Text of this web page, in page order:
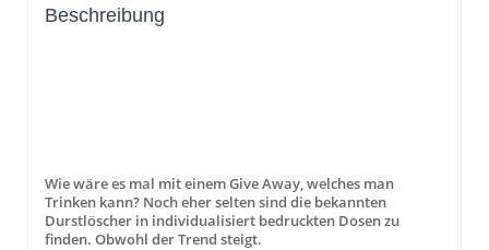
Beschreibung
Wie wäre es mal mit einem Give Away, welches man
Trinken kann? Noch eher selten sind die bekannten
Durstlöscher in individualisiert bedruckten Dosen zu
finden. Obwohl der Trend steigt.